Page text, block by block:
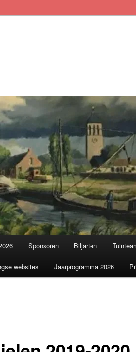
Sponsoren Biljarten
websites Jaarprogramma 2026